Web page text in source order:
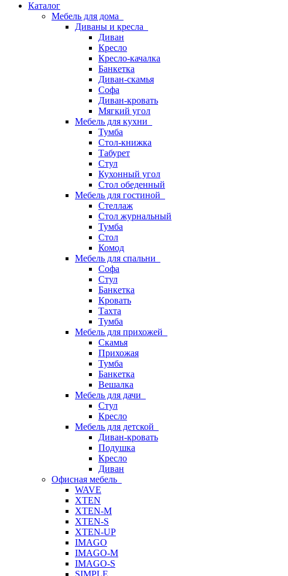
Каталог
Мебель для дома
Диваны и кресла
Диван
Кресло
Кресло-качалка
Банкетка
Диван-скамья
Софа
Диван-кровать
Мягкий угол
Мебель для кухни
Тумба
Стол-книжка
Табурет
Стул
Кухонный угол
Стол обеденный
Мебель для гостиной
Стеллаж
Стол журнальный
Тумба
Стол
Комод
Мебель для спальни
Софа
Стул
Банкетка
Кровать
Тахта
Тумба
Мебель для прихожей
Скамья
Прихожая
Тумба
Банкетка
Вешалка
Мебель для дачи
Стул
Кресло
Мебель для детской
Диван-кровать
Подушка
Кресло
Диван
Офисная мебель
WAVE
XTEN
XTEN-M
XTEN-S
XTEN-UP
IMAGO
IMAGO-M
IMAGO-S
SIMPLE